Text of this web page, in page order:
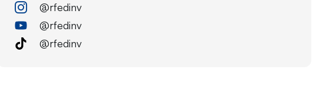
@rfedinv
@rfedinv
@rfedinv